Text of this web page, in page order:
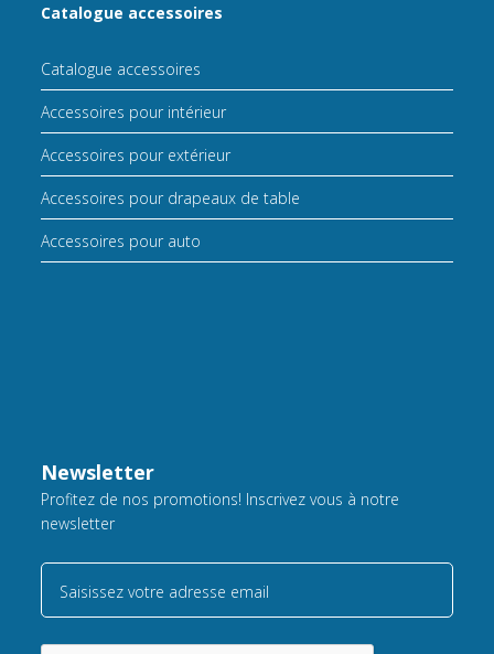
Catalogue accessoires
Catalogue accessoires
Accessoires pour intérieur
Accessoires pour extérieur
Accessoires pour drapeaux de table
Accessoires pour auto
Newsletter
Profitez de nos promotions! Inscrivez vous à notre
newsletter
Saisissez votre adresse email